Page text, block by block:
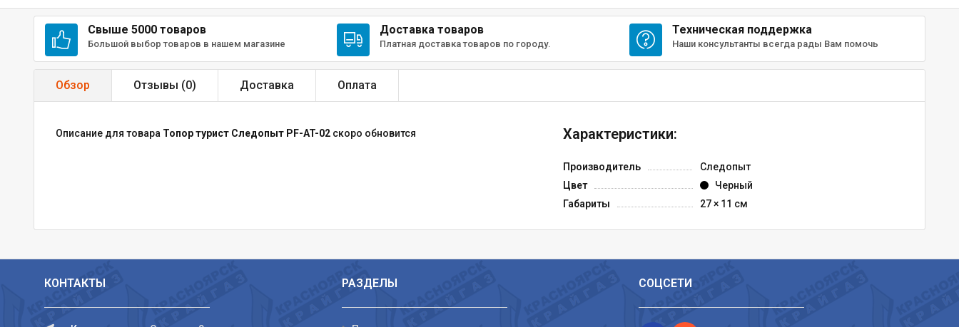
Свыше 5000 товаров
Большой выбор товаров в нашем магазине
Доставка товаров
Платная доставка товаров по городу.
Техническая поддержка
Наши консультанты всегда рады Вам помочь
Обзор Отзывы (0) Доставка Оплата
Описание для товара Топор турист Следопыт PF-AT-02 скоро обновится Характеристики:
Производитель
Следопыт
Цвет
Черный
Габариты
27 × 11 см
КОНТАКТЫ РАЗДЕЛЫ СОЦСЕТИ